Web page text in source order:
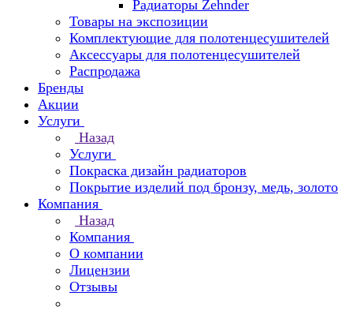
Радиаторы Zehnder
Товары на экспозиции
Комплектующие для полотенцесушителей
Аксессуары для полотенцесушителей
Распродажа
Бренды
Акции
Услуги
Назад
Услуги
Покраска дизайн радиаторов
Покрытие изделий под бронзу, медь, золото
Компания
Назад
Компания
О компании
Лицензии
Отзывы